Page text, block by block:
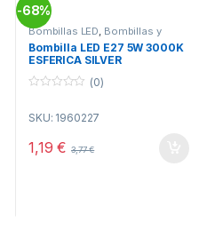
-68%
Bombillas LED, Bombillas y
Tubos ,Electricidad
Bombilla LED E27 5W 3000K
ESFERICA SILVER
u
(0)
SKU: 1960227
1,19€ 3,77€